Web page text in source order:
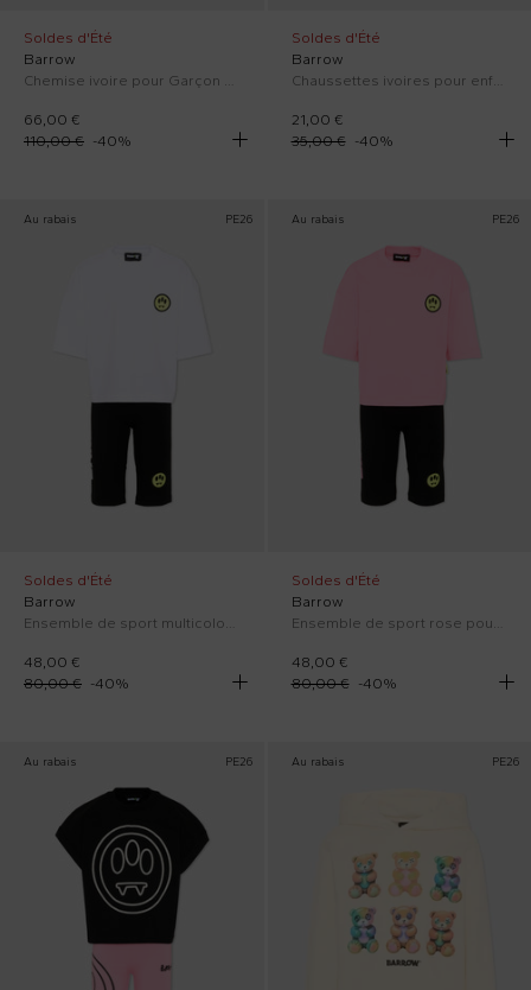
Soldes d'Été
Barrow
Chemise ivoire pour Garçon avec smile
66,00 €
110,00 € -40%
Soldes d'Été
Barrow
Chaussettes ivoires pour enfants avec smiley
21,00 €
35,00 €
-40%
Au rabais PE26
Soldes d'Été
Barrow
Ensemble de sport multicolore pour Fille avec smile.
48,00 €
80,00 € -40%
Au rabais PE26
Soldes d'Été
Barrow
Ensemble de sport rose pour Fille avec smile.
48,00 €
80,00 €
-40%
Au rabais PE26 Au rabais PE26